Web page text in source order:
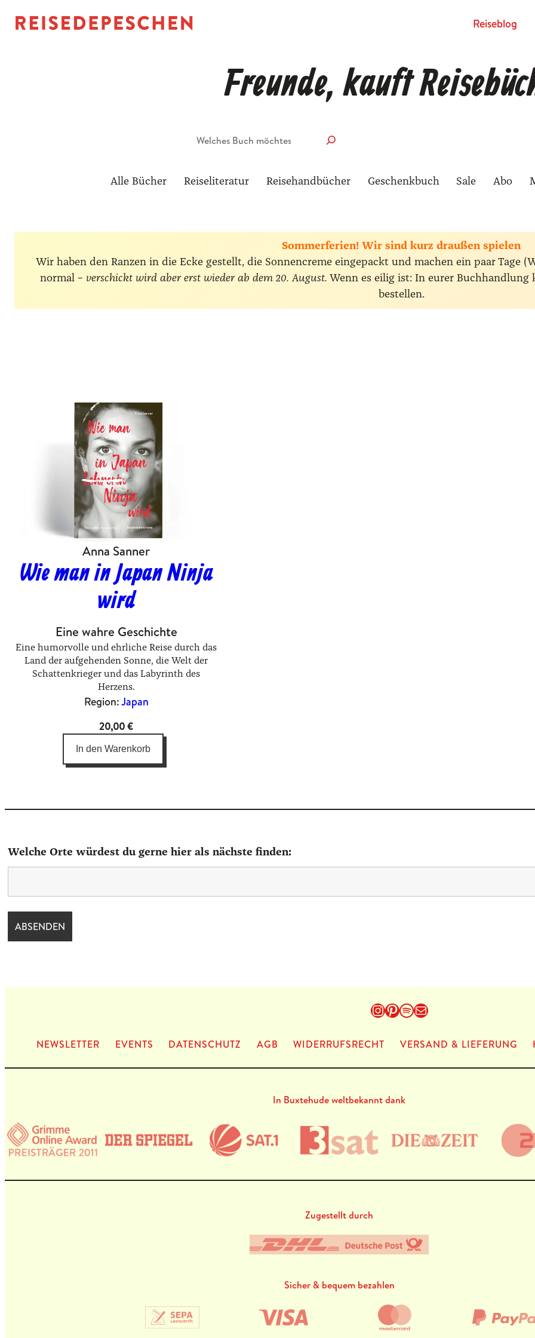
Rei­se­blog
Freunde, kauft
Alle Bücher Reiseliteratur Reisehandbücher Geschenkbuch Sale Abo
Sommerferien! Wir sind kurz draußen spielen
Wir haben den Ranzen in die Ecke gestellt, die Sonnencreme eingepackt und machen ein paar Tage
normal – verschickt wird aber erst wieder ab dem 20. August. Wenn es eilig ist: In eurer
bestellen.
Anna Sanner
Wie man in Japan Ninja
wird
Eine wahre Geschichte
Eine humorvolle und ehrliche Reise durch das
Land der aufgehenden Sonne, die Welt der
Schattenkrieger und das Labyrinth des
Herzens.
Region:Japan
20,00€
In den Warenkorb
Welche Orte würdest du gerne hier als nächste finden:
Instagram
Pinterest
Spotify
E-Mail
NEWS­LET­TER EVENTS DATEN­SCHUTZ AGB WIDERRUFSRECHT VERSAND & LIEFERUNG
In Buxtehude weltbekannt dank
Zugestellt durch
Sicher & bequem bezahlen